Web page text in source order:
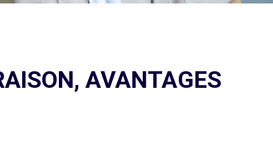
AVANTAGES